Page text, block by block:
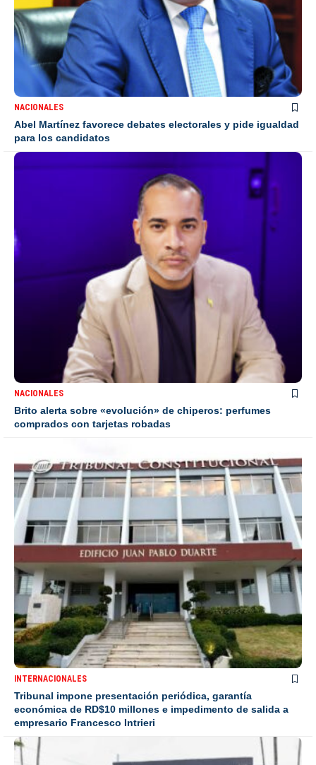
NACIONALES
Abel Martínez favorece debates electorales y pide igualdad
para los candidatos
NACIONALES
Brito alerta sobre «evolución» de chiperos: perfumes
comprados con tarjetas robadas
INTERNACIONALES
Tribunal impone presentación periódica, garantía
económica de RD$10 millones e impedimento de salida a
empresario Francesco Intrieri